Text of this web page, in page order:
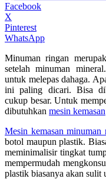
Facebook
X
Pinterest
WhatsApp
Minuman ringan
setelah minuman
untuk melepas dahaga.
ini paling dicari. Bisa
cukup besar. Untuk
dibutuhkan mesin kemasan
Mesin kemasan minuman
botol maupun plastik.
meminimalisir tingkat
mempermudah
plastik biasanya akan sulit